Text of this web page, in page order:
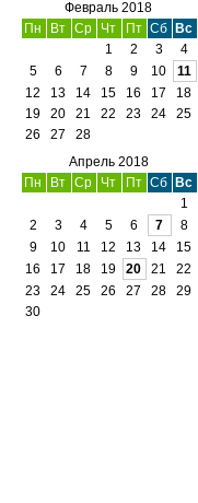
Февраль 2018
Пн
Вт Ср Чт Пт Сб
Вс
1
2 3
4
5
6 7 8 9 10
11
12
13 14 15 16 17
18
19
20 21 22 23 24
25
26
27
28
Апрель 2018
Пн
Вт Ср Чт Пт Сб
Вс
1
2
3 4 5 6 7
8
9
10 11 12 13 14
15
16
17 18 19 20 21
22
23
24 25 26 27 28
29
30